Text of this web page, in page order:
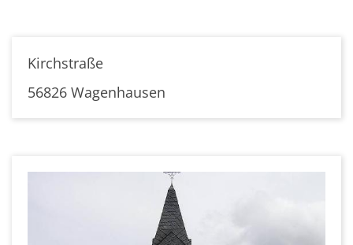
Kirchstraße
56826 Wagenhausen